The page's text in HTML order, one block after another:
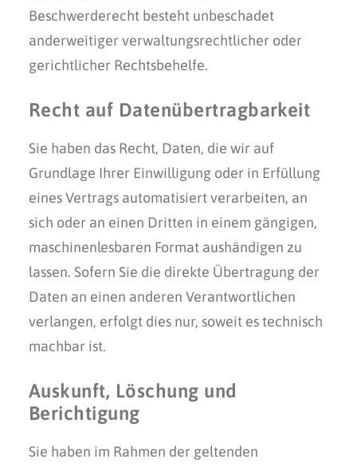
Beschwerderecht besteht unbeschadet
anderweitiger verwaltungsrechtlicher oder
gerichtlicher Rechtsbehelfe.
Recht auf Daten­übertrag­barkeit
Sie haben das Recht, Daten, die wir auf
Grundlage Ihrer Einwilligung oder in Erfüllung
eines Vertrags automatisiert verarbeiten, an
sich oder an einen Dritten in einem gängigen,
maschinenlesbaren Format aushändigen zu
lassen. Sofern Sie die direkte Übertragung der
Daten an einen anderen Verantwortlichen
verlangen, erfolgt dies nur, soweit es technisch
machbar ist.
Auskunft, Löschung und
Berichtigung
Sie haben im Rahmen der geltenden